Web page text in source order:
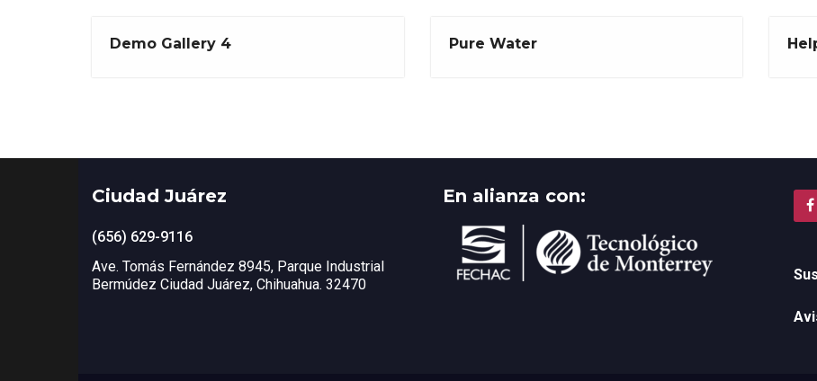
Demo Gallery 4 Pure Water
Ciudad Juárez
(656) 629-9116
Ave. Tomás Fernández 8945, Parque Industrial
Bermúdez Ciudad Juárez, Chihuahua. 32470
En alianza con: